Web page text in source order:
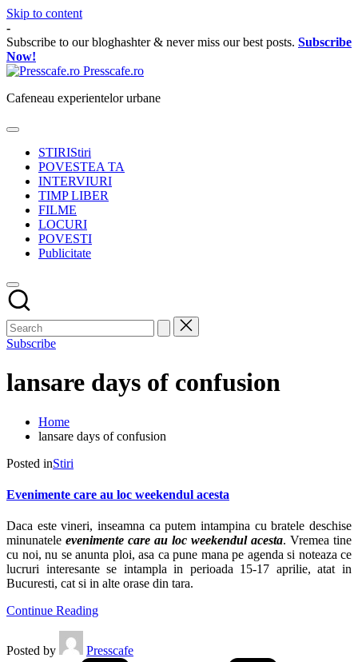
Skip to content
-
Subscribe to our bloghashter & never miss our best posts. Subscribe
Now!
Presscafe.ro
Cafeneau experientelor urbane
STIRIStiri
POVESTEA TA
INTERVIURI
TIMP LIBER
FILME
LOCURI
POVESTI
Publicitate
Subscribe
lansare days of confusion
Home
lansare days of confusion
Posted inStiri
Evenimente care au loc weekendul acesta
Daca este vineri, inseamna ca putem intampina cu bratele deschise
minunatele evenimente care au loc weekendul acesta. Vremea tine
cu noi, nu se anunta ploi, asa ca pune mana pe agenda si noteaza ce
lucruri interesante se intampla in perioada 15-17 aprilie, atat in
Bucuresti, cat si in alte orase din tara.
Continue Reading
Posted by Presscafe